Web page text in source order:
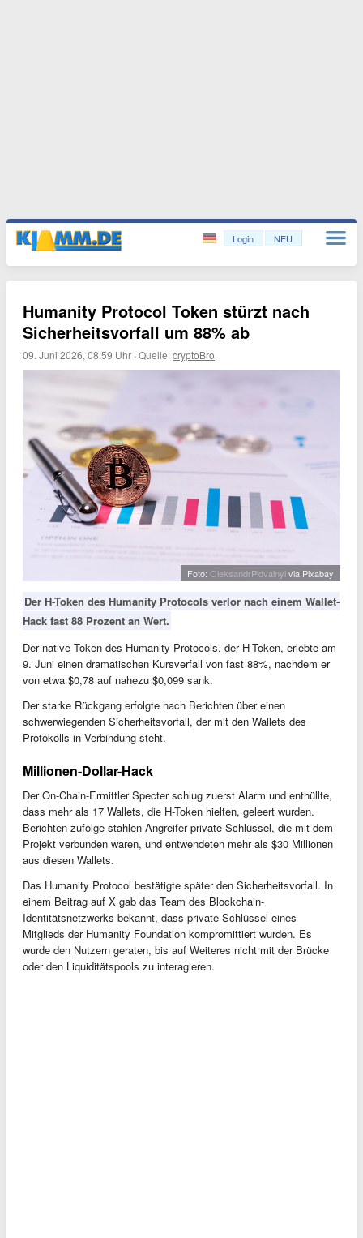
Login NEU
Humanity Protocol Token stürzt nach
Sicherheitsvorfall um 88% ab
09. Juni 2026, 08:59 Uhr ·Quelle:cryptoBro
Foto: OleksandrPidvalnyivia Pixabay
Der H-Token des Humanity Protocols verlor nach einem Wallet-
Hack fast 88 Prozent an Wert.
Der native Token des Humanity Protocols, der H-Token, erlebte am
9. Juni einen dramatischen Kursverfall von fast 88%, nachdem er
von etwa $0,78 auf nahezu $0,099 sank.
Der starke Rückgang erfolgte nach Berichten über einen
schwerwiegenden Sicherheitsvorfall, der mit den Wallets des
Protokolls in Verbindung steht.
Millionen-Dollar-Hack
Der On-Chain-Ermittler Specter schlug zuerst Alarm und enthüllte,
dass mehr als 17 Wallets, die H-Token hielten, geleert wurden.
Berichten zufolge stahlen Angreifer private Schlüssel, die mit dem
Projekt verbunden waren, und entwendeten mehr als $30 Millionen
aus diesen Wallets.
Das Humanity Protocol bestätigte später den Sicherheitsvorfall. In
einem Beitrag auf X gab das Team des Blockchain-
Identitätsnetzwerks bekannt, dass private Schlüssel eines
Mitglieds der Humanity Foundation kompromittiert wurden. Es
wurde den Nutzern geraten, bis auf Weiteres nicht mit der Brücke
oder den Liquiditätspools zu interagieren.